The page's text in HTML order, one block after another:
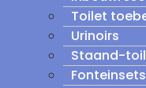
Toilet
Urinoirs
Staand-
Fonteinsets